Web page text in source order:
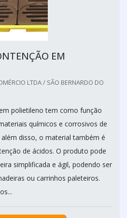
EM
LTDA / SÃO BERNARDO DO
polietileno tem como função
químicos e corrosivos de
disso, o material também é
de ácidos. O produto pode
simplificada e ágil, podendo ser
ou carrinhos paleteiros.